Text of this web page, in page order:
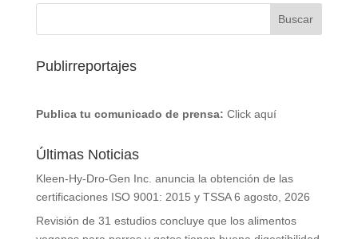
Publirreportajes
Publica tu comunicado de prensa: Click aquí
Últimas Noticias
Kleen-Hy-Dro-Gen Inc. anuncia la obtención de las
certificaciones ISO 9001: 2015 y TSSA 6 agosto, 2026
Revisión de 31 estudios concluye que los alimentos